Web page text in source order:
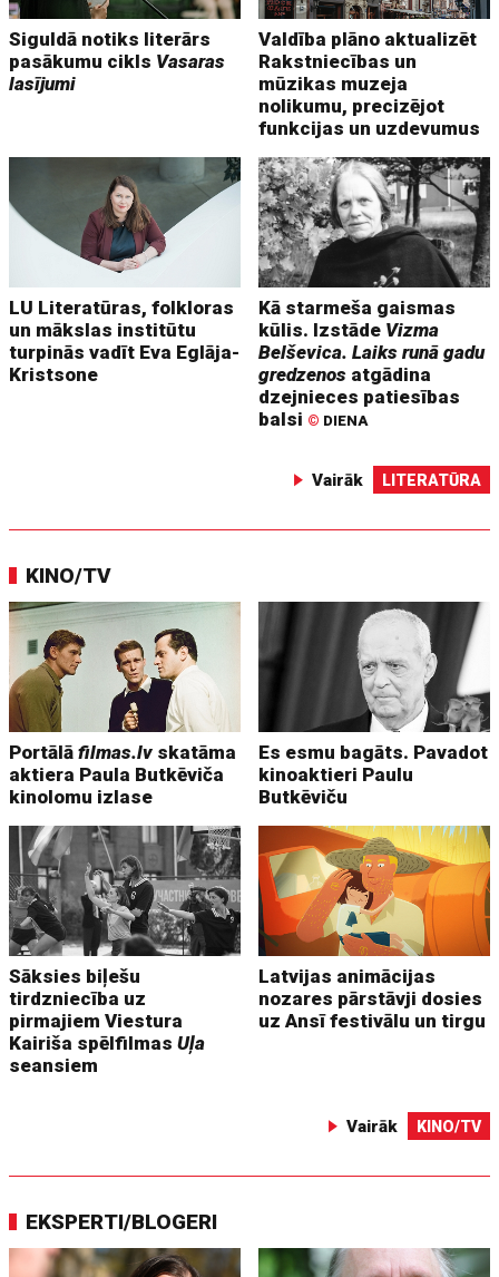
Siguldā notiks literārs
pasākumu cikls Vasaras
lasījumi
Valdība plāno aktualizēt
Rakstniecības un
mūzikas muzeja
nolikumu, precizējot
funkcijas un uzdevumus
LU Literatūras, folkloras
un mākslas institūtu
turpinās vadīt Eva Eglāja-
Kristsone
Kā starmeša gaismas
kūlis. Izstāde Vizma
Belševica. Laiks runā gadu
gredzenos atgādina
dzejnieces patiesības
balsi © DIENA
Vairāk LITERATŪRA
KINO/TV
Portālāfilmas.lv skatāma
aktiera Paula Butkēviča
kinolomu izlase
Es esmu bagāts. Pavadot
kinoaktieri Paulu
Butkēviču
Sāksies biļešu
tirdzniecība uz
pirmajiem Viestura
Kairiša spēlfilmasUļa
seansiem
Latvijas animācijas
nozares pārstāvji dosies
uz Ansī festivālu un tirgu
Vairāk KINO/TV
EKSPERTI/BLOGERI